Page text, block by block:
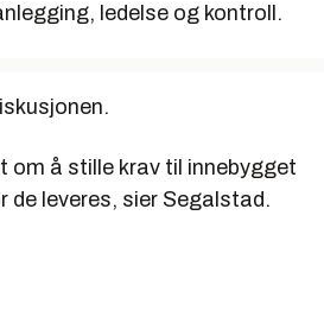
ledelse og kontroll.
om å stille krav til innebygget
leveres, sier Segalstad.